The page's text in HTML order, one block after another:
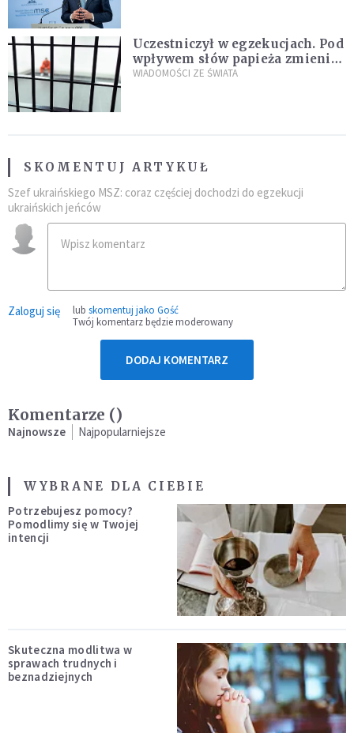
Uczestniczył w egzekucjach. Pod
wpływem słów papieża zmienił
zdanie
WIADOMOŚCI ZE ŚWIATA
SKOMENTUJ ARTYKUŁ
Szef ukraińskiego MSZ: coraz częściej dochodzi do egzekucji
ukraińskich jeńców
Zaloguj się lub skomentuj jako Gość
Twój komentarz będzie moderowany
DODAJ KOMENTARZ
Komentarze ()
Najnowsze Najpopularniejsze
WYBRANE DLA CIEBIE
Potrzebujesz pomocy?
Pomodlimy się w Twojej
intencji
Skuteczna modlitwa w
sprawach trudnych i
beznadziejnych